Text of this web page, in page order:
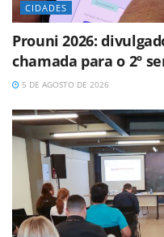
CIDADES
Prouni 2026:
chamada para o 2º
5 DE AGOSTO DE 2026